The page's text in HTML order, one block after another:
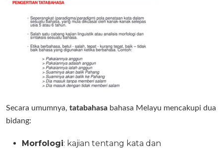
Secara umumnya, tatabahasa bahasa Melayu mencakupi dua
bidang:
Morfologi: kajian tentang kata dan